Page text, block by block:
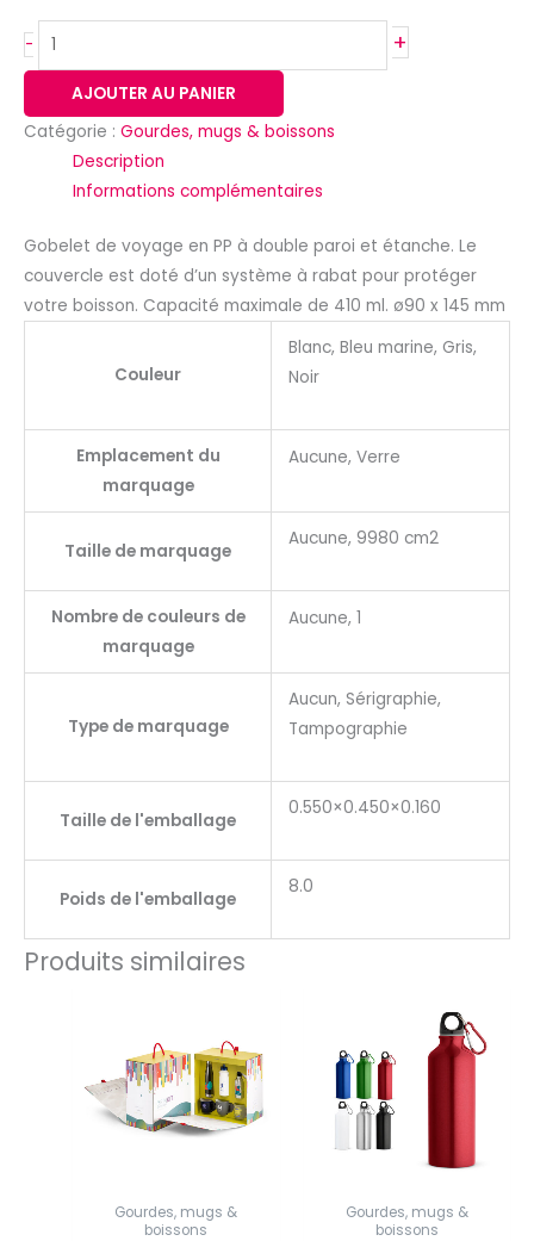
- +
AJOUTER AU PANIER
Catégorie : Gourdes, mugs & boissons
Description
Informations complémentaires
Gobelet de voyage en PP à double paroi et étanche. Le
couvercle est doté d’un système à rabat pour protéger
votre boisson. Capacité maximale de 410 ml. ø90 x 145 mm
Couleur
Blanc, Bleu marine, Gris,
Noir
Emplacement du
marquage
Aucune, Verre
Taille de marquage
Aucune, 9980 cm2
Nombre de couleurs de
marquage
Aucune, 1
Type de marquage
Aucun, Sérigraphie,
Tampographie
Taille de l'emballage
0.550×0.450×0.160
Poids de l'emballage
8.0
Produits similaires
Gourdes, mugs &
boissons
Gourdes, mugs &
boissons